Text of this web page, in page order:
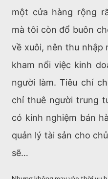
một cửa hàng rộng
mà tôi còn đổ buôn
về xuôi, nên thu
kham nổi việc kinh
người làm. Tiêu chí
chỉ thuê người trung
có kinh nghiệm bán
quản lý tài sản cho
sẽ…